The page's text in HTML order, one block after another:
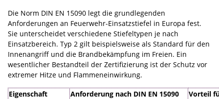
Die Norm DIN EN 15090 legt die grundlegenden
Anforderungen an Feuerwehr-Einsatzstiefel in Europa fest.
Sie unterscheidet verschiedene Stiefeltypen je nach
Einsatzbereich. Typ 2 gilt beispielsweise als Standard für den
Innenangriff und die Brandbekämpfung im Freien. Ein
wesentlicher Bestandteil der Zertifizierung ist der Schutz vor
extremer Hitze und Flammeneinwirkung.
Eigenschaft Anforderung nach DIN EN 15090 Vorteil